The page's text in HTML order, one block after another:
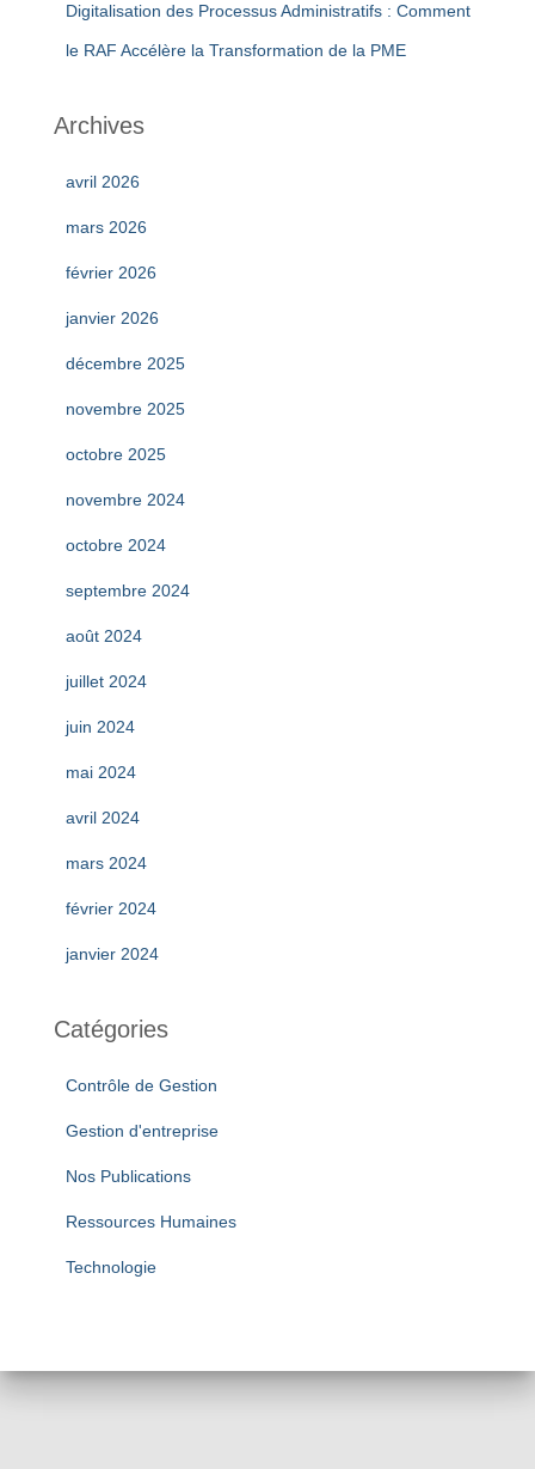
Digitalisation des Processus Administratifs : Comment
le RAF Accélère la Transformation de la PME
Archives
avril 2026
mars 2026
février 2026
janvier 2026
décembre 2025
novembre 2025
octobre 2025
novembre 2024
octobre 2024
septembre 2024
août 2024
juillet 2024
juin 2024
mai 2024
avril 2024
mars 2024
février 2024
janvier 2024
Catégories
Contrôle de Gestion
Gestion d'entreprise
Nos Publications
Ressources Humaines
Technologie